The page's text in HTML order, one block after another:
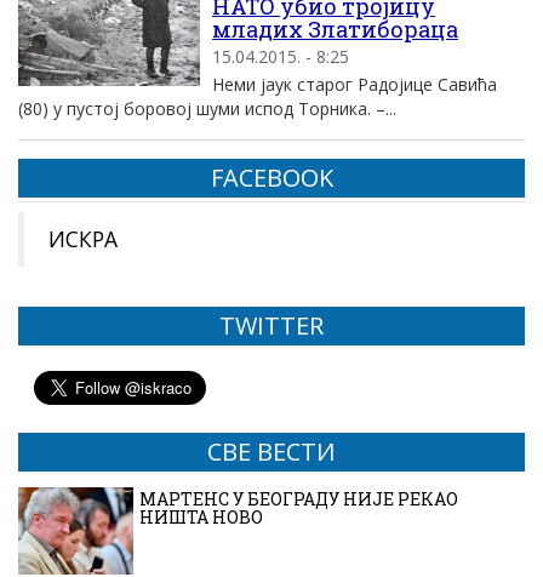
НАТО убио тројицу
младих Златибораца
15.04.2015. - 8:25
Неми јаук старог Радојице Савића
(80) у пустој боровој шуми испод Торника. –...
FACEBOOK
ИСКРА
TWITTER
СВЕ ВЕСТИ
МАРТЕНС У БЕОГРАДУ НИЈЕ РЕКАО
НИШТА НОВО